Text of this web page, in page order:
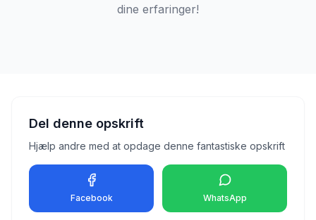
dine erfaringer!
Del denne opskrift
Hjælp andre med at opdage denne fantastiske opskrift
Facebook WhatsApp